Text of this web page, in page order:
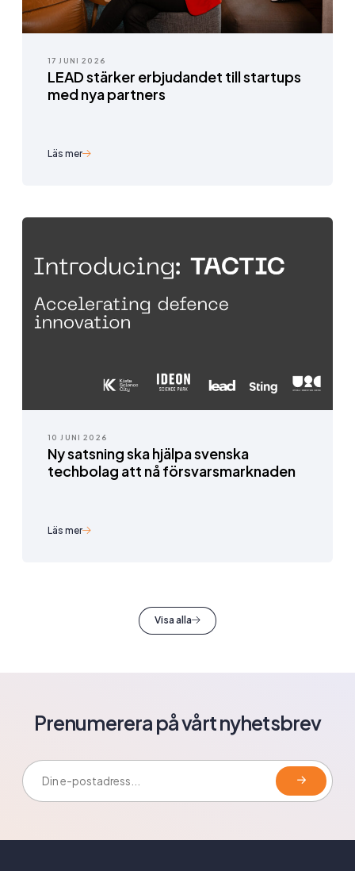
17 JUNI 2026
LEAD stärker erbjudandet till startups
med nya partners
Läs mer
10 JUNI 2026
Ny satsning ska hjälpa svenska
techbolag att nå försvarsmarknaden
Läs mer
Visa alla
Prenumerera på vårt nyhetsbrev